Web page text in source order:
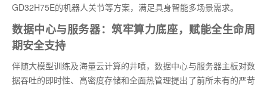
GD32H75E的机器人关节等方案，满足具身智能多场景需求。
数据中心与服务器：筑牢算力底座，赋能全生命周
期安全支持
伴随大模型训练及海量云计算的井喷，数据中心与服务器主板对数
据吞吐的即时性、高密度存储和全面热管理提出了前所未有的严苛